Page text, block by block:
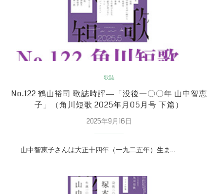
歌誌
No.122 鶴山裕司 歌誌時評―「没後一〇〇年 山中智恵
子」（角川短歌 2025年月05月号 下篇）
2025年9月16日
山中智恵子さんは大正十四年（一九二五年）生ま…